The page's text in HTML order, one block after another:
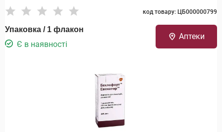
код товару: ЦБ000000799
Упаковка / 1 флакон
Є в наявності
Аптеки